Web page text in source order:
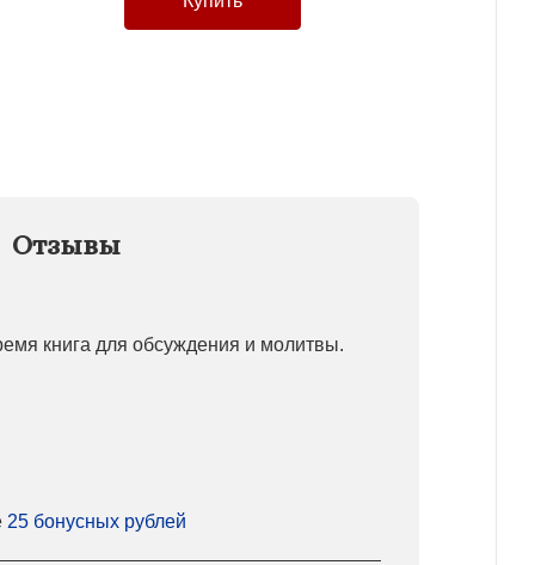
Отзывы
книга для обсуждения и молитвы.
25 бонусных рублей